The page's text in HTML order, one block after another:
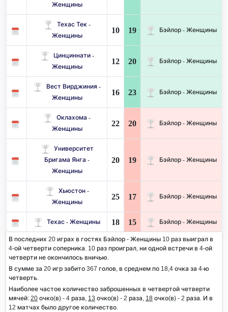
Женщины
Техас Тек -
Женщины
10 19 Бэйлор - Женщины
Цинциннати -
Женщины
12 20 Бэйлор - Женщины
Вест Вирджиния -
Женщины
16 23 Бэйлор - Женщины
Оклахома -
Женщины
22 20 Бэйлор - Женщины
Университет
Бригама Янга -
Женщины
20 19 Бэйлор - Женщины
Хьюстон -
Женщины
25 17 Бэйлор - Женщины
Техас - Женщины 18 15 Бэйлор - Женщины
В последних 20 играх в гостях Бэйлор - Женщины 10 раз выиграл в
4-ой четверти соперника. 10 раз проиграл, ни одной встречи в 4-ой
четверти не окончилось вничью.
В сумме за 20 игр забито 367 голов, в среднем по 18,4 очка за 4-ю
четверть.
Наиболее частое количество заброшенных в четвертой четверти
мячей: 20 очко(в) - 4 раза, 13 очко(в) - 2 раза, 18 очко(в) - 2 раза. И в
12 матчах было другое количество.